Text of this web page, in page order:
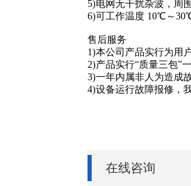
5)电网无干扰杂波，周
6)可工作温度 10℃～
售后服务
1)本公司产品实行为用
2)产品实行“质量三包”
3)一年内属非人为造成
4)设备运行故障报修，
在线咨询